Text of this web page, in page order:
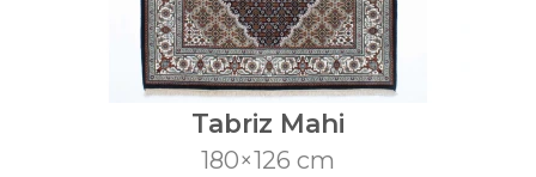
Tabriz Mahi
180×126 cm